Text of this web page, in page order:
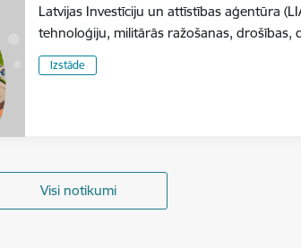
Latvijas Investīciju un attīstības aģentūra
tehnoloģiju, militārās ražošanas,
Izstāde
Visi notikumi